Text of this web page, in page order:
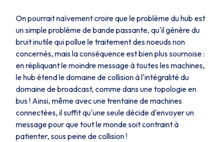
On pourrait naïvement croire que le problème du hub est
un simple problème de bande passante, qu'il génère du
bruit inutile qui pollue le traitement des noeuds non
concernés, mais la conséquence est bien plus sournoise :
en répliquant le moindre message à toutes les machines,
le hub étend le domaine de collision à l'intégralité du
domaine de broadcast, comme dans une topologie en
bus ! Ainsi, même avec une trentaine de machines
connectées, il suffit qu'une seule décide d'envoyer un
message pour que tout le monde soit contraint à
patienter, sous peine de collision !